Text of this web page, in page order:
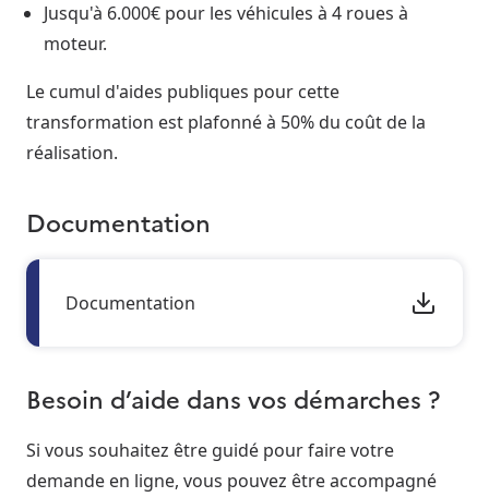
Jusqu'à 6.000€ pour les véhicules à 4 roues à
moteur.
Le cumul d'aides publiques pour cette
transformation est plafonné à 50% du coût de la
réalisation.
Documentation
Documentation
Besoin d’aide dans vos démarches ?
Si vous souhaitez être guidé pour faire votre
demande en ligne, vous pouvez être accompagné